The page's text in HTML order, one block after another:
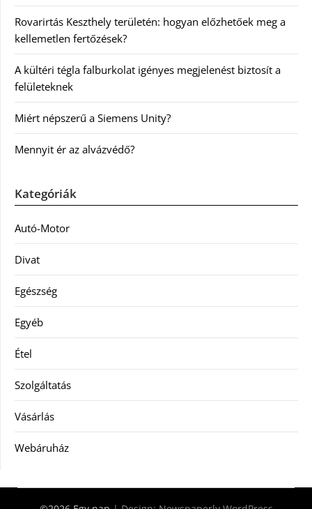
Rovarirtás Keszthely területén: hogyan előzhetőek meg a
kellemetlen fertőzések?
A kültéri tégla falburkolat igényes megjelenést biztosít a
felületeknek
Miért népszerű a Siemens Unity?
Mennyit ér az alvázvédő?
Kategóriák
Autó-Motor
Divat
Egészség
Egyéb
Étel
Szolgáltatás
Vásárlás
Webáruház